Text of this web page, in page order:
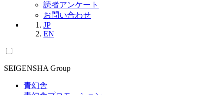
読者アンケート
お問い合わせ
JP
EN
SEIGENSHA Group
青幻舎